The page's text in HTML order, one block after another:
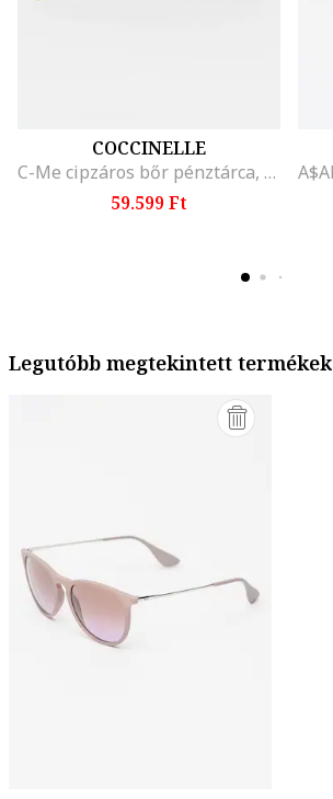
COCCINELLE
C-Me cipzáros bőr pénztárca, Fahéjbarna
59.599 Ft
Legutóbb megtekintett termékek